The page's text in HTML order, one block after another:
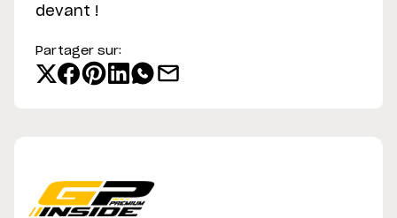
devant !
Partager sur: